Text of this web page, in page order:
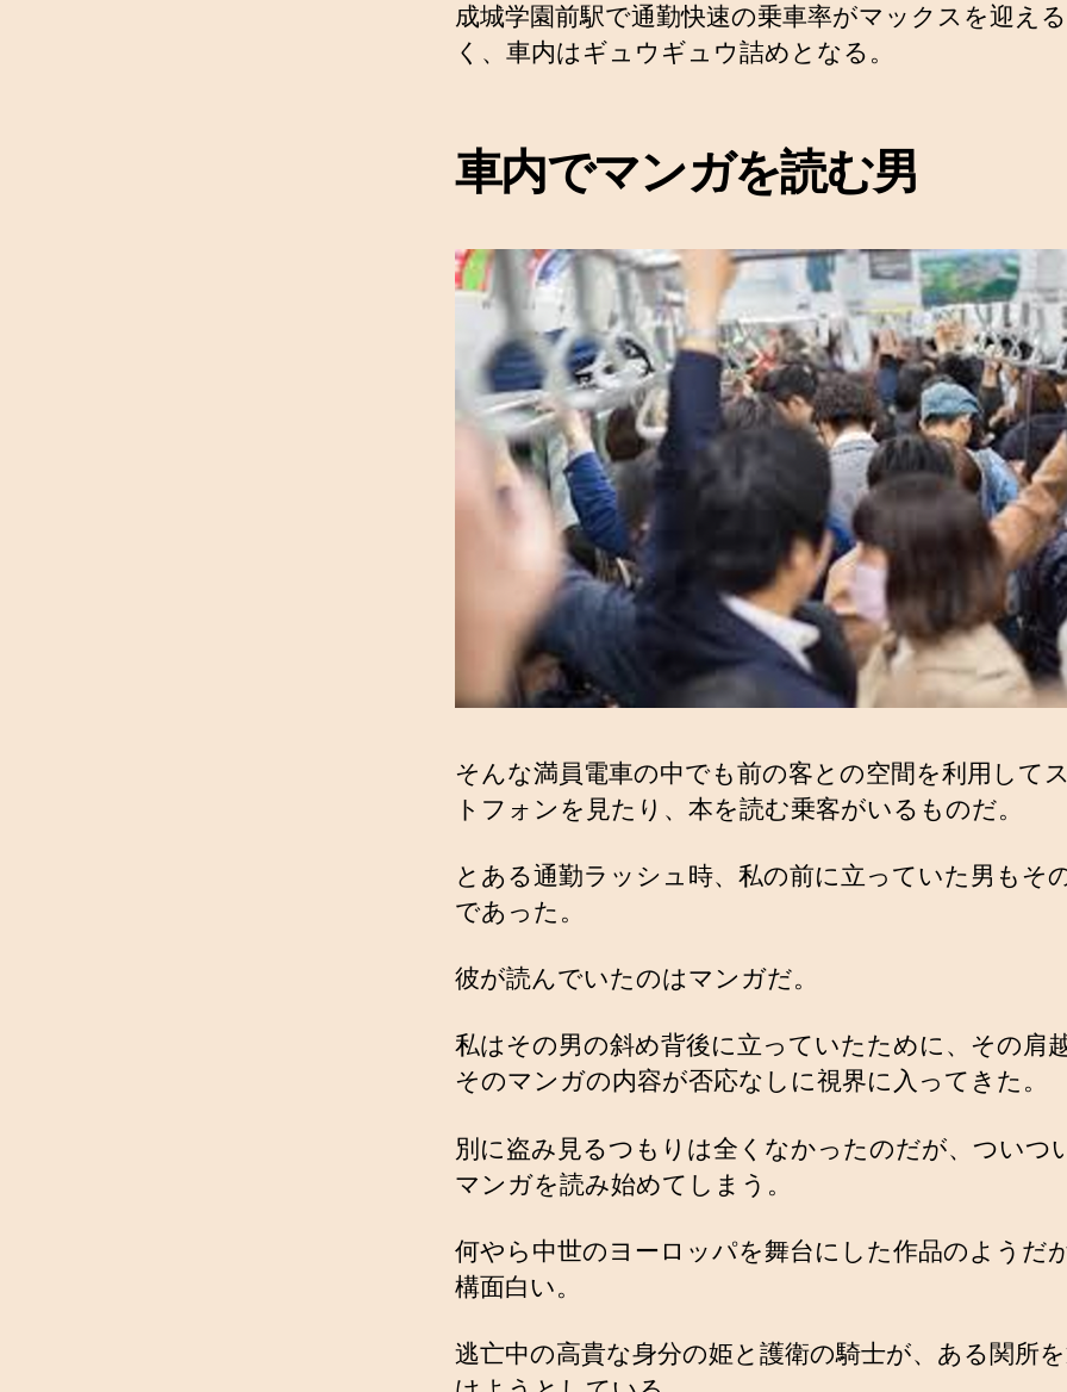
成城学園前駅で通勤快速の乗車率がマックスを迎え
く、車内はギュウギュウ詰めとなる。
車内でマンガを読む男
そんな満員電車の中でも前の客との空間を利用して
トフォンを見たり、本を読む乗客がいるものだ。
とある通勤ラッシュ時、私の前に立っていた男もそ
であった。
彼が読んでいたのはマンガだ。
私はその男の斜め背後に立っていたために、その肩
そのマンガの内容が否応なしに視界に入ってきた。
別に盗み見るつもりは全くなかったのだが、ついつ
マンガを読み始めてしまう。
何やら中世のヨーロッパを舞台にした作品のようだ
構面白い。
逃亡中の高貴な身分の姫と護衛の騎士が、ある関所